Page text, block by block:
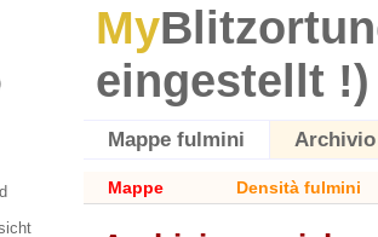
My
eingestellt !)
Mappe fulmini Archivio
Mappe Densità fulmini